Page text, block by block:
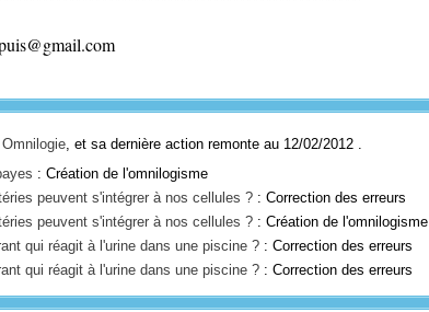
Omnilogie , et sa dernière action remonte au 12/02/2012 .
: Création de l'omnilogisme
peuvent s'intégrer à nos cellules ? : Correction des erreurs
peuvent s'intégrer à nos cellules ? : Création de l'omnilogisme
qui réagit à l'urine dans une piscine ? : Correction des erreurs
qui réagit à l'urine dans une piscine ? : Correction des erreurs